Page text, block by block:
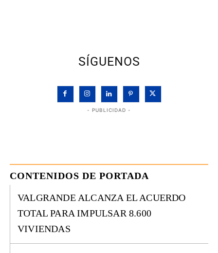
SÍGUENOS
- PUBLICIDAD -
CONTENIDOS DE PORTADA
VALGRANDE ALCANZA EL ACUERDO
TOTAL PARA IMPULSAR 8.600
VIVIENDAS